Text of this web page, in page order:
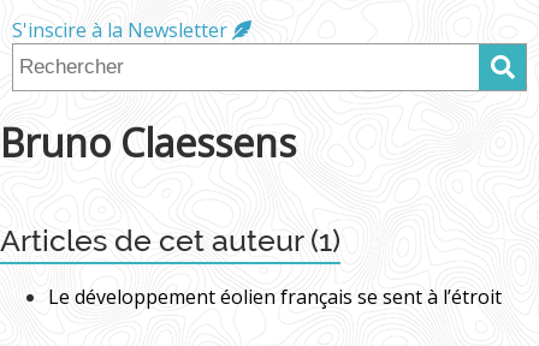
S'inscire à la Newsletter
Bruno Claessens
Articles de cet auteur (1)
Le développement éolien français se sent à l’étroit